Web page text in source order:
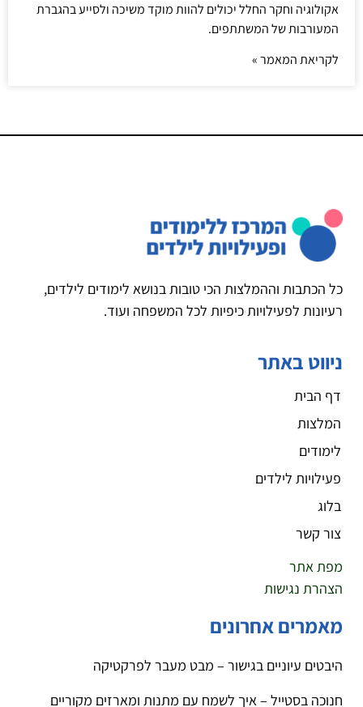
אקולוגיה וחקר החלל יכולים להוות מוקד משיכה ולסייע בהגברת
המעורבות של המשתתפים.
לקריאת המאמר »
כל הכתבות וההמלצות הכי טובות בנושא לימודים לילדים,
רעיונות לפעילויות כיפיות לכל המשפחה ועוד.
ניווט באתר
דף הבית
המלצות
לימודים
פעילויות לילדים
בלוג
צור קשר
מפת אתר
הצהרת נגישות
מאמרים אחרונים
היבטים עיוניים בגישור – מבט מעבר לפרקטיקה
חנוכה בסטייל – איך לשמח עם מתנות ומארזים מקוריים